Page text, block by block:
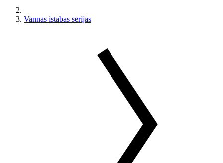
Vannas istabas sērijas